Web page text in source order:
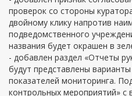
проверок со стороны
двойному клику напротив
подведомственного
названия будет окрашен в
- добавлен раздел «Отчеты
будут представлены
показателей мониторинга.
контрольных мероприятий»